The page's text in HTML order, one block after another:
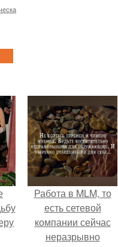
Работа в MLM, то
есть сетевой
компании сейчас
неразрывно